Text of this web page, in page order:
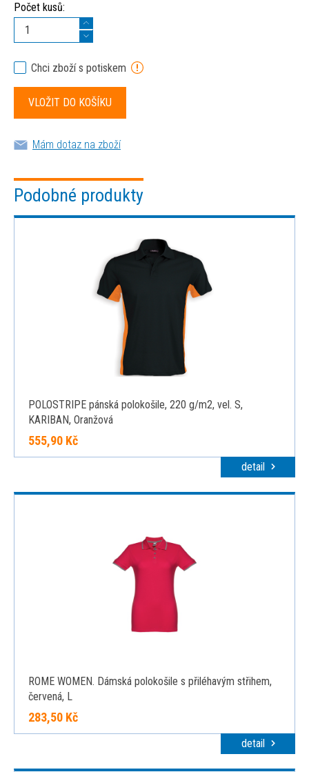
Počet kusů:
Chci zboží s potiskem
Mám dotaz na zboží
Podobné produkty
POLOSTRIPE pánská polokošile, 220 g/m2, vel. S,
KARIBAN, Oranžová
555,90 Kč
detail
ROME WOMEN. Dámská polokošile s přiléhavým střihem,
červená, L
283,50 Kč
detail